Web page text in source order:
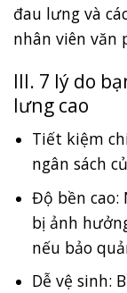
đau lưng và
nhân viên văn
III. 7 lý do
lưng cao
Tiết kiệm
ngân sách
Độ bền cao:
bị ảnh
nếu bảo
Dễ vệ sinh: